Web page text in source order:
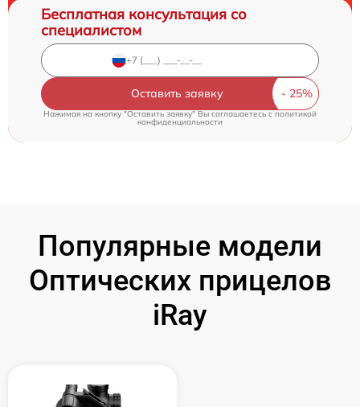
Бесплатная консультация со
специалистом
Оставить заявку
Нажимая на кнопку "Оставить заявку" Вы соглашаетесь cполитикой
конфиденциальности
Популярные модели
Оптических прицелов
iRay